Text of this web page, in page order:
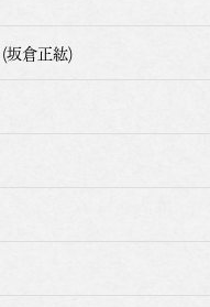
坂倉正紘)